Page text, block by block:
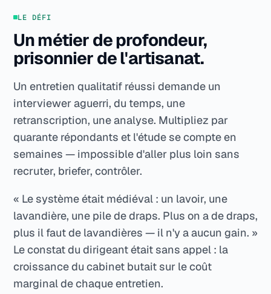
LE DÉFI
Un métier de profondeur,
prisonnier de l'artisanat.
Un entretien qualitatif réussi demande un
interviewer aguerri, du temps, une
retranscription, une analyse. Multipliez par
quarante répondants et l'étude se compte en
semaines — impossible d'aller plus loin sans
recruter, briefer, contrôler.
« Le système était médiéval : un lavoir, une
lavandière, une pile de draps. Plus on a de draps,
plus il faut de lavandières — il n'y a aucun gain. »
Le constat du dirigeant était sans appel : la
croissance du cabinet butait sur le coût
marginal de chaque entretien.